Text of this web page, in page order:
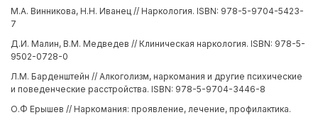
М.А. Винникова, Н.Н. Иванец // Наркология. ISBN: 978-5-9704-5423-
7
Д.И. Малин, В.М. Медведев // Клиническая наркология. ISBN: 978-5-
9502-0728-0
Л.М. Барденштейн // Алкоголизм, наркомания и другие психические
и поведенческие расстройства. ISBN: 978-5-9704-3446-8
О.Ф Ерышев // Наркомания: проявление, лечение, профилактика.